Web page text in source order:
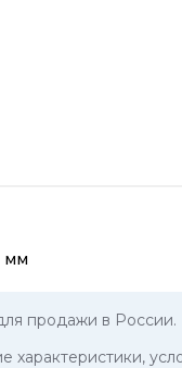
мм
продажи в России.
характеристики,